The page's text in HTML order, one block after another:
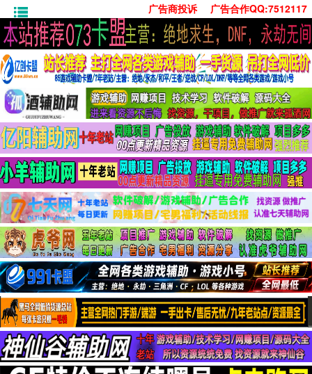
广告商投诉 广告合作QQ:7512117
首页
技术学习
安卓绿化
单机游戏
社交娱乐
系统工具
活动线报
常用办公
源码收集
值得一看
两性情感